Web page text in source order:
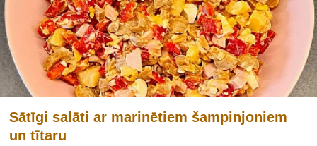
Sātīgi salāti ar marinētiem šampinjoniem
un tītaru